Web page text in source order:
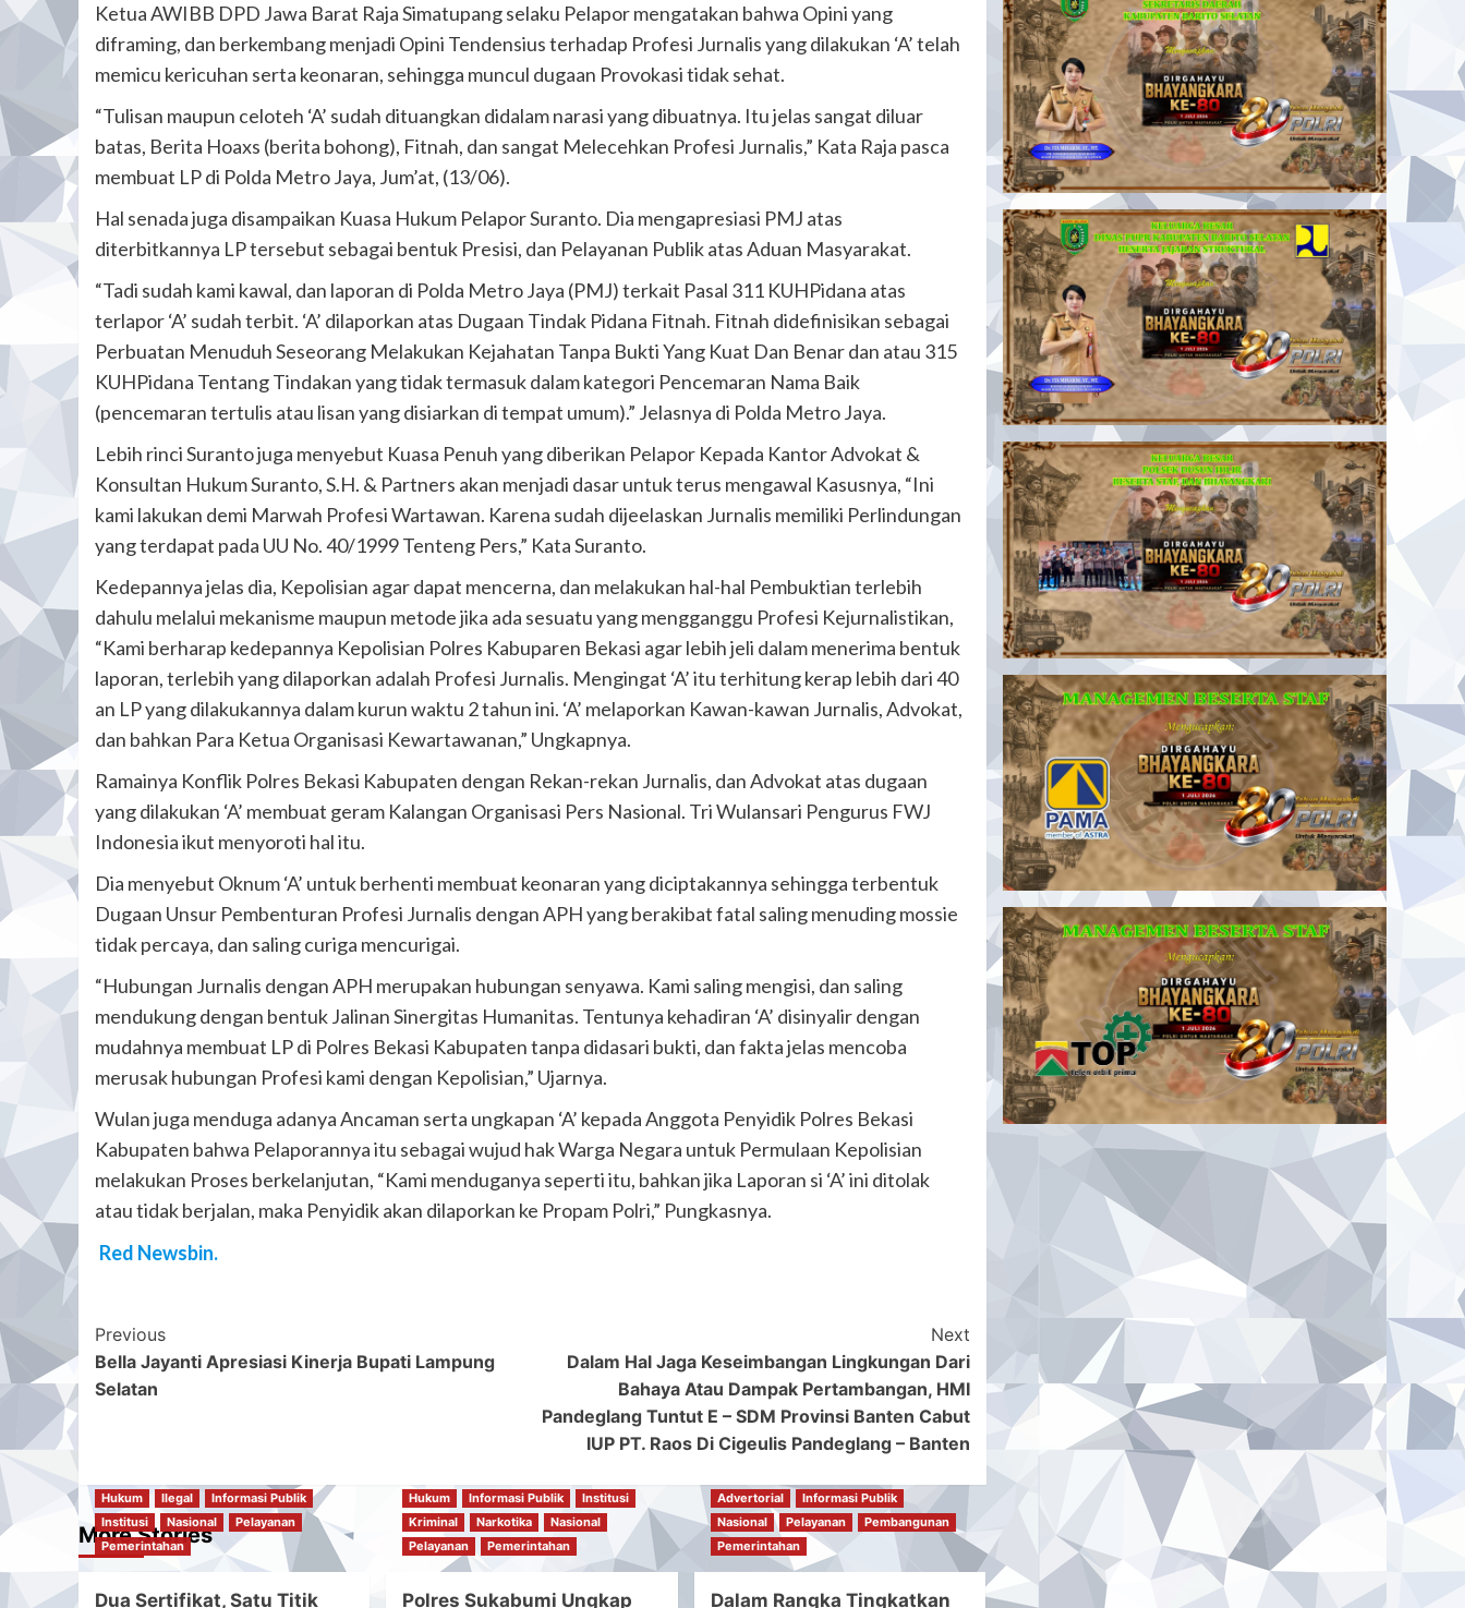
Ketua AWIBB DPD Jawa Barat Raja Simatupang selaku Pelapor mengatakan bahwa Opini yang
diframing, dan berkembang menjadi Opini Tendensius terhadap Profesi Jurnalis yang dilakukan ‘A’ telah
memicu kericuhan serta keonaran, sehingga muncul dugaan Provokasi tidak sehat.
“Tulisan maupun celoteh ‘A’ sudah dituangkan didalam narasi yang dibuatnya. Itu jelas sangat diluar
batas, Berita Hoaxs (berita bohong), Fitnah, dan sangat Melecehkan Profesi Jurnalis,” Kata Raja pasca
membuat LP di Polda Metro Jaya, Jum’at, (13/06).
Hal senada juga disampaikan Kuasa Hukum Pelapor Suranto. Dia mengapresiasi PMJ atas
diterbitkannya LP tersebut sebagai bentuk Presisi, dan Pelayanan Publik atas Aduan Masyarakat.
“Tadi sudah kami kawal, dan laporan di Polda Metro Jaya (PMJ) terkait Pasal 311 KUHPidana atas
terlapor ‘A’ sudah terbit. ‘A’ dilaporkan atas Dugaan Tindak Pidana Fitnah. Fitnah didefinisikan sebagai
Perbuatan Menuduh Seseorang Melakukan Kejahatan Tanpa Bukti Yang Kuat Dan Benar dan atau 315
KUHPidana Tentang Tindakan yang tidak termasuk dalam kategori Pencemaran Nama Baik
(pencemaran tertulis atau lisan yang disiarkan di tempat umum).” Jelasnya di Polda Metro Jaya.
Lebih rinci Suranto juga menyebut Kuasa Penuh yang diberikan Pelapor Kepada Kantor Advokat &
Konsultan Hukum Suranto, S.H. & Partners akan menjadi dasar untuk terus mengawal Kasusnya, “Ini
kami lakukan demi Marwah Profesi Wartawan. Karena sudah dijeelaskan Jurnalis memiliki Perlindungan
yang terdapat pada UU No. 40/1999 Tenteng Pers,” Kata Suranto.
Kedepannya jelas dia, Kepolisian agar dapat mencerna, dan melakukan hal-hal Pembuktian terlebih
dahulu melalui mekanisme maupun metode jika ada sesuatu yang mengganggu Profesi Kejurnalistikan,
“Kami berharap kedepannya Kepolisian Polres Kabuparen Bekasi agar lebih jeli dalam menerima bentuk
laporan, terlebih yang dilaporkan adalah Profesi Jurnalis. Mengingat ‘A’ itu terhitung kerap lebih dari 40
an LP yang dilakukannya dalam kurun waktu 2 tahun ini. ‘A’ melaporkan Kawan-kawan Jurnalis, Advokat,
dan bahkan Para Ketua Organisasi Kewartawanan,” Ungkapnya.
Ramainya Konflik Polres Bekasi Kabupaten dengan Rekan-rekan Jurnalis, dan Advokat atas dugaan
yang dilakukan ‘A’ membuat geram Kalangan Organisasi Pers Nasional. Tri Wulansari Pengurus FWJ
Indonesia ikut menyoroti hal itu.
Dia menyebut Oknum ‘A’ untuk berhenti membuat keonaran yang diciptakannya sehingga terbentuk
Dugaan Unsur Pembenturan Profesi Jurnalis dengan APH yang berakibat fatal saling menuding mossie
tidak percaya, dan saling curiga mencurigai.
“Hubungan Jurnalis dengan APH merupakan hubungan senyawa. Kami saling mengisi, dan saling
mendukung dengan bentuk Jalinan Sinergitas Humanitas. Tentunya kehadiran ‘A’ disinyalir dengan
mudahnya membuat LP di Polres Bekasi Kabupaten tanpa didasari bukti, dan fakta jelas mencoba
merusak hubungan Profesi kami dengan Kepolisian,” Ujarnya.
Wulan juga menduga adanya Ancaman serta ungkapan ‘A’ kepada Anggota Penyidik Polres Bekasi
Kabupaten bahwa Pelaporannya itu sebagai wujud hak Warga Negara untuk Permulaan Kepolisian
melakukan Proses berkelanjutan, “Kami menduganya seperti itu, bahkan jika Laporan si ‘A’ ini ditolak
atau tidak berjalan, maka Penyidik akan dilaporkan ke Propam Polri,” Pungkasnya.
Red Newsbin.
Post
Navigation
Previous
Bella Jayanti Apresiasi Kinerja Bupati Lampung
Selatan
Next
Dalam Hal Jaga Keseimbangan Lingkungan Dari
Bahaya Atau Dampak Pertambangan, HMI
Pandeglang Tuntut E – SDM Provinsi Banten Cabut
IUP PT. Raos Di Cigeulis Pandeglang – Banten
More Stories
Hukum Ilegal
Informasi Publik
Institusi
Nasional
Pelayanan
Pemerintahan
Dua Sertifikat, Satu Titik
Hukum Informasi Publik
Institusi
Kriminal
Narkotika
Nasional
Pelayanan
Pemerintahan
Polres Sukabumi Ungkap
Advertorial
Informasi Publik
Nasional
Pelayanan
Pembangunan
Pemerintahan
Dalam Rangka Tingkatkan